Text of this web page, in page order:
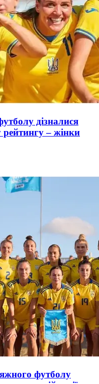
дізналися
рейтингу – жінки
футболу